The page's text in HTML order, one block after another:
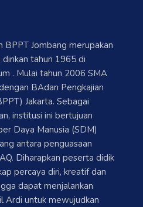
BPPT Jombang merupakan
tahun 1965 di
. Mulai tahun 2006 SMA
BAdan Pengkajian
Jakarta. Sebagai
institusi ini bertujuan
Daya Manusia (SDM)
antara penguasaan
Diharapkan peserta didik
percaya diri, kreatif dan
dapat menjalankan
Ardi untuk mewujudkan